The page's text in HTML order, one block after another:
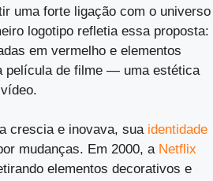
uma forte ligação com o universo
logotipo refletia essa proposta:
em vermelho e elementos
película de filme — uma estética
crescia e inovava, sua identidade
mudanças. Em 2000, a Netflix
elementos decorativos e